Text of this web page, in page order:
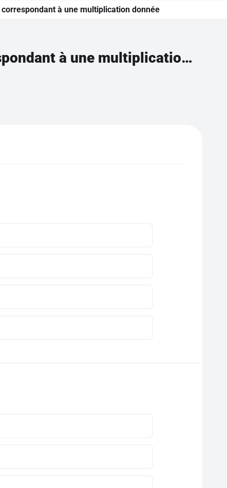
à une multiplication donnée
Déterminer une phrase avec le mot multiple correspondant à une multiplication donnée